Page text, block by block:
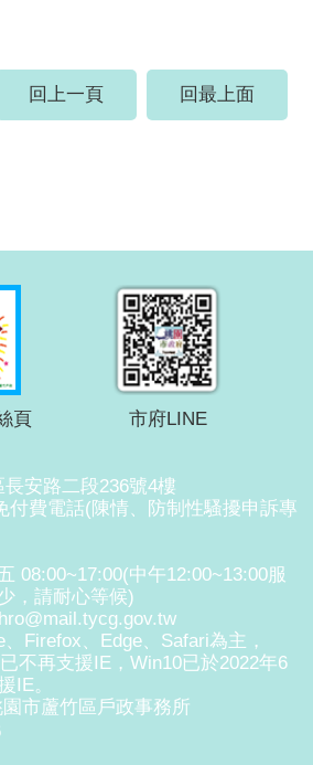
回上一頁 回最上面
頁 市府LINE
安路二段236號4樓
付費電話(陳情、防制性騷擾申訴專
08:00~17:00(中午12:00~13:00服
，請耐心等候)
Firefox、Edge、Safari為主，
不再支援IE，Win10已於2022年6
IE。
市蘆竹區戶政事務所